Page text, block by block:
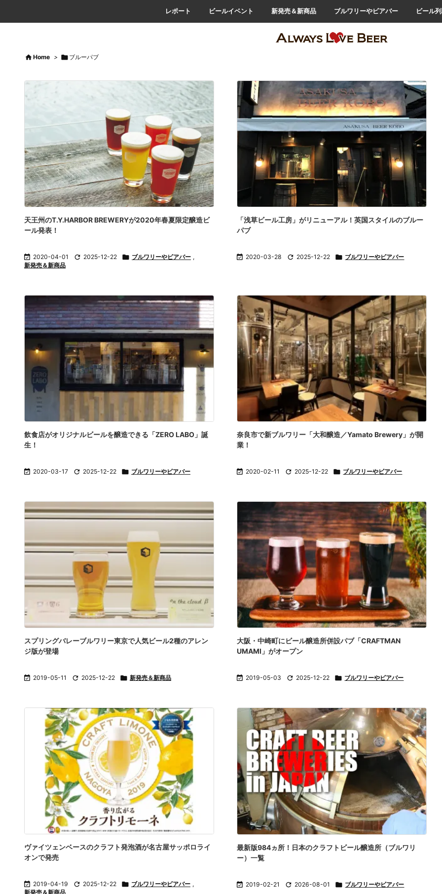
レポート ビールイベント 新発売＆新商品 ブルワリーやビアバー ビール
 Home >  ブルーパブ
天王州のT.Y.HARBOR BREWERYが2020年春夏限定醸造ビ
ール発表！
 2020-04-01  2025-12-22  ブルワリーやビアバー ,
新発売＆新商品
「浅草ビール工房」がリニューアル！英国スタイルのブルー
パブ
 2020-03-28  2025-12-22  ブルワリーやビアバー
飲食店がオリジナルビールを醸造できる「ZERO LABO」誕
生！
 2020-03-17  2025-12-22  ブルワリーやビアバー
奈良市で新ブルワリー「大和醸造／Yamato Brewery」が開
業！
 2020-02-11  2025-12-22  ブルワリーやビアバー
スプリングバレーブルワリー東京で人気ビール2種のアレン
ジ版が登場
 2019-05-11  2025-12-22  新発売＆新商品
大阪・中崎町にビール醸造所併設パブ「CRAFTMAN
UMAMI」がオープン
 2019-05-03  2025-12-22  ブルワリーやビアバー
ヴァイツェンベースのクラフト発泡酒が名古屋サッポロライ
オンで発売
 2019-04-19  2025-12-22  ブルワリーやビアバー ,
新発売＆新商品
最新版984ヵ所！日本のクラフトビール醸造所（ブルワリ
ー）一覧
 2019-02-21  2026-08-01  ブルワリーやビアバー